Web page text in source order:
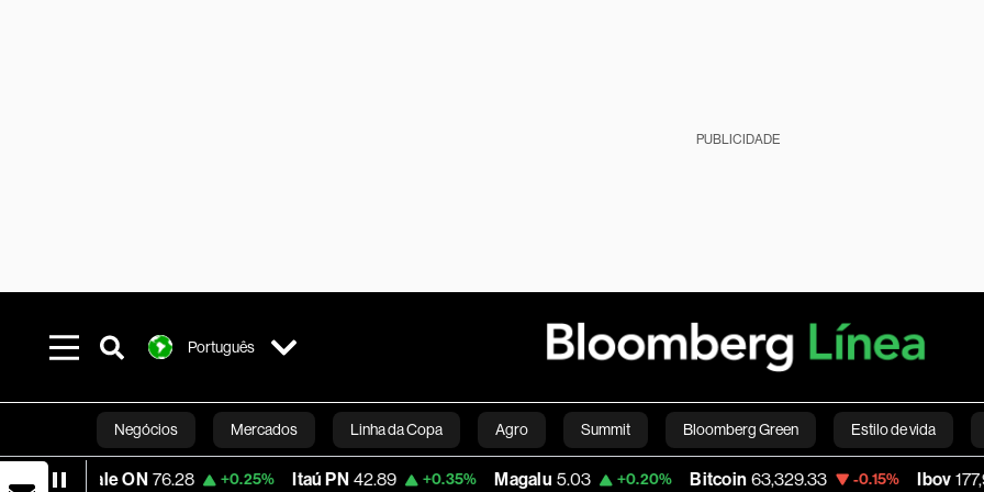
PUBLICIDADE
Português
Negócios Mercados Linha da Copa Agro Summit Bloomberg Green Estilo de vida
Línea Studios Podcasts Inovação Finanças pessoais Viagens Internacional Brasil
76.28 +0.25% Itaú PN 42.89 +0.35% Magalu 5.03 +0.20% Bitcoin 63,329.33 -0.15% Ibov 177,999.00